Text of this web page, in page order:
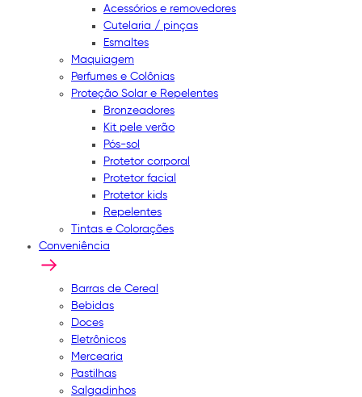
Acessórios e removedores
Cutelaria / pinças
Esmaltes
Maquiagem
Perfumes e Colônias
Proteção Solar e Repelentes
Bronzeadores
Kit pele verão
Pós-sol
Protetor corporal
Protetor facial
Protetor kids
Repelentes
Tintas e Colorações
Conveniência
Barras de Cereal
Bebidas
Doces
Eletrônicos
Mercearia
Pastilhas
Salgadinhos